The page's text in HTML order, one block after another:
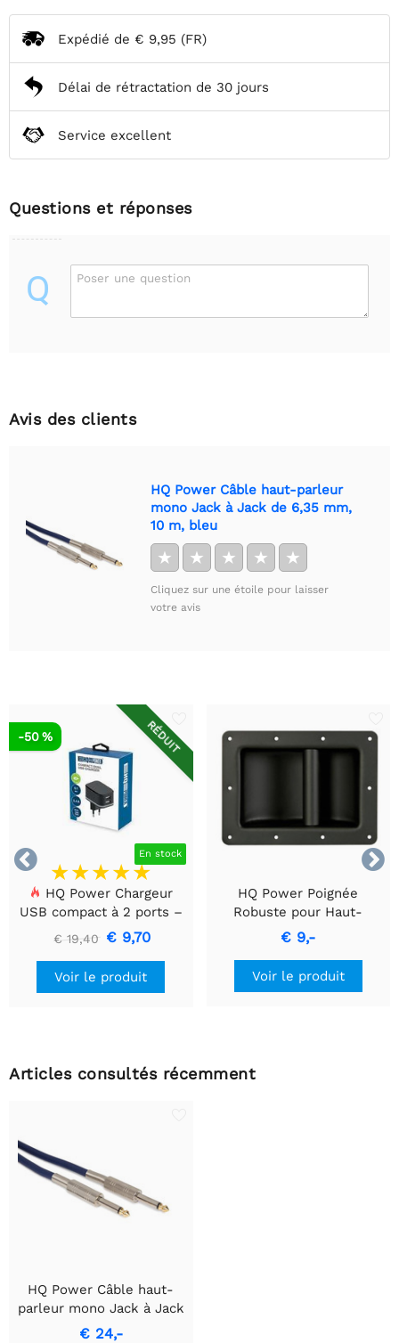
Expédié de € 9,95 (FR)
Délai de rétractation de 30 jours
Service excellent
Questions et réponses
Q Poser une question
Avis des clients
HQ Power Câble haut-parleur
mono Jack à Jack de 6,35 mm,
10 m, bleu
★ ★ ★ ★ ★
Cliquez sur une étoile pour laisser
votre avis


RÉDUIT
En stock
-50 %
HQ Power Chargeur
USB compact à 2 ports –
Charge intelligente 17 W,
€ 19,40 € 9,70
Voir le produit
HQ Power Poignée
Robuste pour Haut-
Parleur - Métal Noir
€ 9,-
Voir le produit
Articles consultés récemment
HQ Power Câble haut-
parleur mono Jack à Jack
de 6,35 mm, 10 m, bleu
€ 24,-